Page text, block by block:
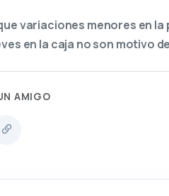
variaciones menores en la
en la caja no son motivo
AMIGO